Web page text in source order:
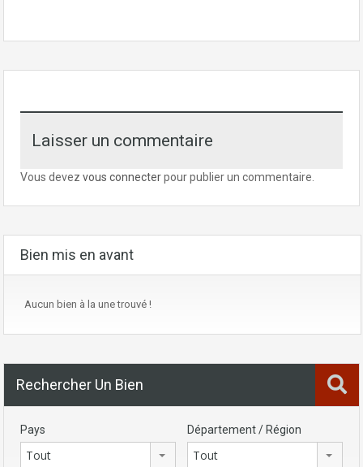
Laisser un commentaire
Vous devez vous connecterpour publier un commentaire.
Bien mis en avant
Aucun bien à la une trouvé !
Rechercher Un Bien
Pays
Tout
Département / Région
Tout